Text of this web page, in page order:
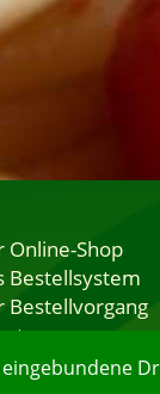
Online-Shop
Bestellsystem
Bestellvorgang